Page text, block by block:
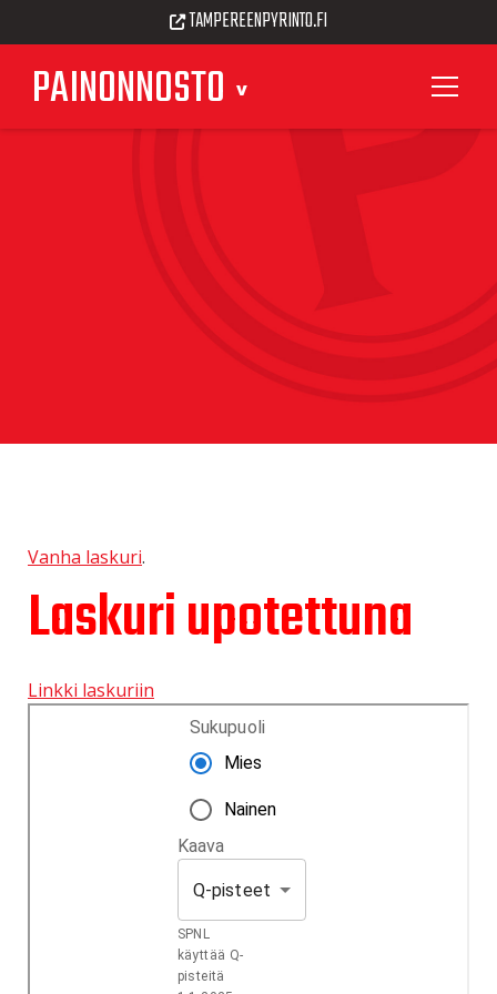
PAINONNOSTO
TAMPEREENPYRINTO.FI
Vanha laskuri.
Laskuri upotettuna
Linkki laskuriin